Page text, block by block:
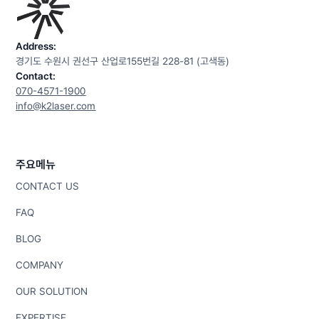
줄여줍니다.
Address:
경기도 수원시 권선구 산업로155번길 228-81 (고색동)
Contact:
070-4571-1900
info@k2laser.com
주요메뉴
CONTACT US
FAQ
BLOG
COMPANY
OUR SOLUTION